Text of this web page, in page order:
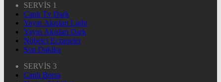
SERVİS 1
Canlı Tv Dark
Yayın Akışları Light
Yayın Akışları Dark
Nöbetçi Eczaneler
Son Dakika
SERVİS 3
Canlı Borsa